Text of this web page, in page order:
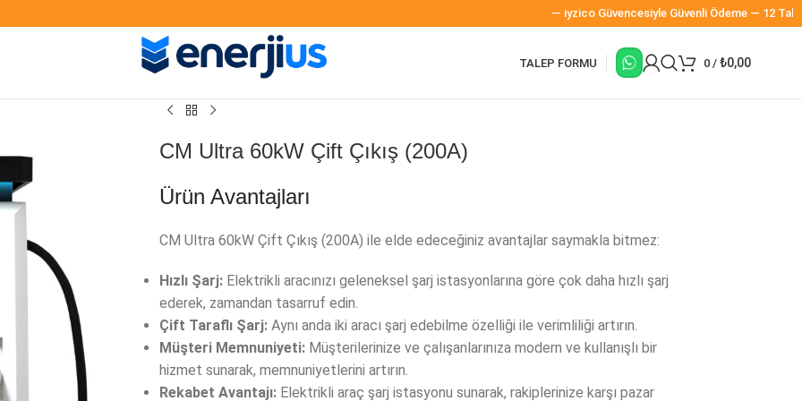
— iyzico Güvencesiyle Güvenli Ödeme — 12 Taksit
TALEP FORMU 0 / ₺0,00
CM Ultra 60kW Çift Çıkış (200A)
Ürün Avantajları
CM Ultra 60kW Çift Çıkış (200A) ile elde edeceğiniz avantajlar saymakla bitmez:
Hızlı Şarj:Elektrikli aracınızı geleneksel şarj istasyonlarına göre çok daha hızlı şarj
ederek, zamandan tasarruf edin.
Çift Taraflı Şarj:Aynı anda iki aracı şarj edebilme özelliği ile verimliliği artırın.
Müşteri Memnuniyeti:Müşterilerinize ve çalışanlarınıza modern ve kullanışlı bir
hizmet sunarak, memnuniyetlerini artırın.
Rekabet Avantajı:Elektrikli araç şarj istasyonu sunarak, rakiplerinize karşı pazar